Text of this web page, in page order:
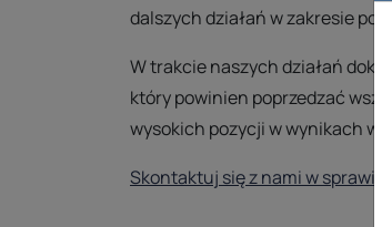
dalszych działań w zakresie
W trakcie naszych działań
który powinien poprzedzać
wysokich pozycji w wynikach
Skontaktuj się z nami w